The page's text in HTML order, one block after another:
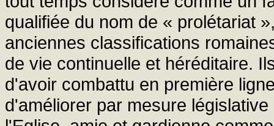
qualifiée du nom de « prolétariat
anciennes classifications
de vie continuelle et héréditaire.
d'avoir combattu en première
d'améliorer par mesure